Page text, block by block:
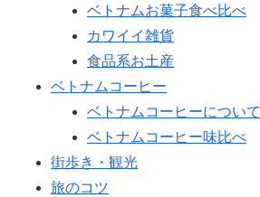
ベトナムお菓子食べ比べ
カワイイ雑貨
食品系お土産
ベトナムコーヒー
ベトナムコーヒーについて
ベトナムコーヒー味比べ
街歩き・観光
旅のコツ